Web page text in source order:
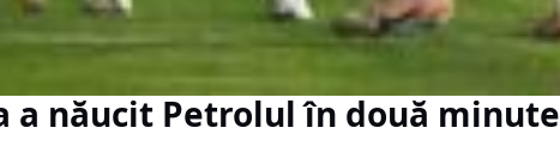
a năucit Petrolul în două minute